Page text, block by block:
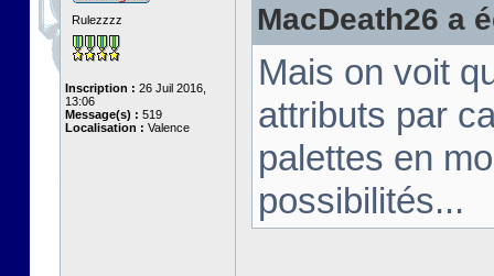
Rulezzzz
Inscription : 26 Juil 2016,
13:06
Message(s) : 519
Localisation : Valence
MacDeath26 a
Mais on voit
attributs par
palettes en
possibilités...